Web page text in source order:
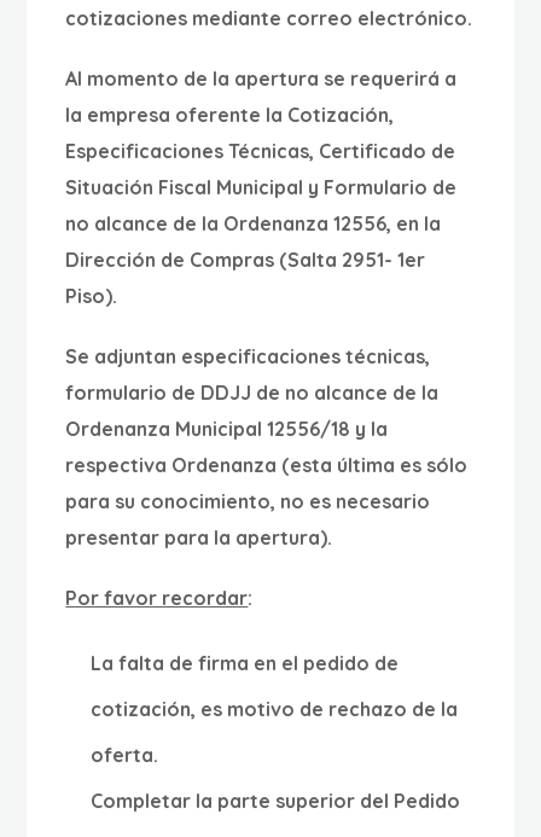
cotizaciones mediante correo electrónico.
Al momento de la apertura se requerirá a
la empresa oferente la Cotización,
Especificaciones Técnicas, Certificado de
Situación Fiscal Municipal y Formulario de
no alcance de la Ordenanza 12556, en la
Dirección de Compras (Salta 2951- 1er
Piso).
Se adjuntan especificaciones técnicas,
formulario de DDJJ de no alcance de la
Ordenanza Municipal 12556/18 y la
respectiva Ordenanza (esta última es sólo
para su conocimiento, no es necesario
presentar para la apertura).
Por favor recordar:
La falta de firma en el pedido de
cotización, es motivo de rechazo de la
oferta.
Completar la parte superior del Pedido